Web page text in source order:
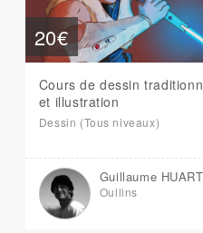
20€
Cours de dessin
et illustration
Dessin (Tous niveaux)
Guillaume HUART
Oullins